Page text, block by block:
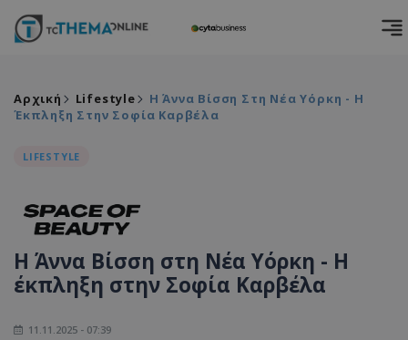
Αρχική Lifestyle
Η Άννα Βίσση Στη Νέα Υόρκη - Η
Έκπληξη Στην Σοφία Καρβέλα
LIFESTYLE
Η Άννα Βίσση στη Νέα Υόρκη - Η
έκπληξη στην Σοφία Καρβέλα
11.11.2025 - 07:39